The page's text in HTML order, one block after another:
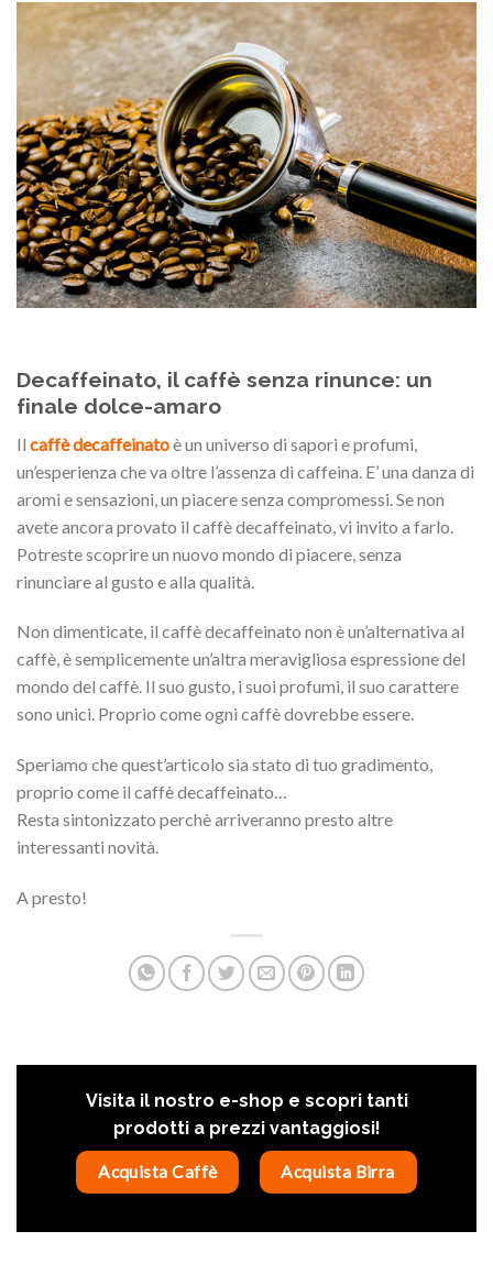
Decaffeinato, il caffè senza rinunce: un
finale dolce-amaro
Il caffè decaffeinatoè un universo di sapori e profumi,
un’esperienza che va oltre l’assenza di caffeina. E’ una danza di
aromi e sensazioni, un piacere senza compromessi. Se non
avete ancora provato il caffè decaffeinato, vi invito a farlo.
Potreste scoprire un nuovo mondo di piacere, senza
rinunciare al gusto e alla qualità.
Non dimenticate, il caffè decaffeinato non è un’alternativa al
caffè, è semplicemente un’altra meravigliosa espressione del
mondo del caffè. Il suo gusto, i suoi profumi, il suo carattere
sono unici. Proprio come ogni caffè dovrebbe essere.
Speriamo che quest’articolo sia stato di tuo gradimento,
proprio come il caffè decaffeinato…
Resta sintonizzato perchè arriveranno presto altre
interessanti novità.
A presto!
Visita il nostro e-shop e scopri tanti
prodotti a prezzi vantaggiosi!
Acquista Caffè Acquista Birra